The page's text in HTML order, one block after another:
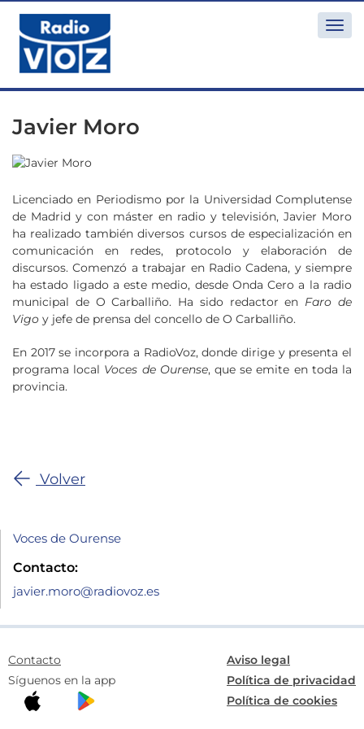
Javier Moro
Licenciado en Periodismo por la Universidad Complutense
de Madrid y con máster en radio y televisión, Javier Moro
ha realizado también diversos cursos de especialización en
comunicación en redes, protocolo y elaboración de
discursos. Comenzó a trabajar en Radio Cadena, y siempre
ha estado ligado a este medio, desde Onda Cero a la radio
municipal de O Carballiño. Ha sido redactor en Faro de
Vigo y jefe de prensa del concello de O Carballiño.
En 2017 se incorpora a RadioVoz, donde dirige y presenta el
programa local Voces de Ourense, que se emite en toda la
provincia.
Volver
Voces de Ourense
Contacto:
javier.moro@radiovoz.es
Contacto
Síguenos en la app
Aviso legal
Política de privacidad
Política de cookies